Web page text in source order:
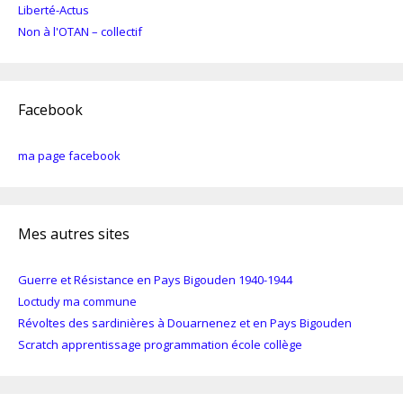
Liberté-Actus
Non à l'OTAN – collectif
Facebook
ma page facebook
Mes autres sites
Guerre et Résistance en Pays Bigouden 1940-1944
Loctudy ma commune
Révoltes des sardinières à Douarnenez et en Pays Bigouden
Scratch apprentissage programmation école collège